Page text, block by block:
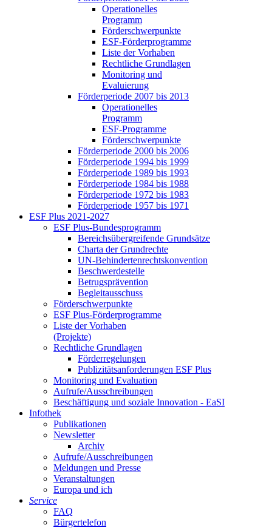
Ope­ra­tio­nel­les
Pro­gramm
För­der­schwer­punk­te
ESF-För­der­pro­gram­me
Lis­te der Vor­ha­ben
Recht­li­che Grund­la­gen
Mo­ni­to­ring und
Eva­lu­ie­rung
För­der­pe­ri­ode 2007 bis 2013
Ope­ra­tio­nel­les
Pro­gramm
ESF-Pro­gram­me
För­der­schwer­punk­te
För­der­pe­ri­ode 2000 bis 2006
För­der­pe­ri­ode 1994 bis 1999
För­der­pe­ri­ode 1989 bis 1993
För­der­pe­ri­ode 1984 bis 1988
För­der­pe­ri­ode 1972 bis 1983
För­der­pe­ri­ode 1957 bis 1971
ESF Plus 2021-2027
ESF Plus-Bun­des­pro­gramm
Be­reichs­über­grei­fen­de Grund­sät­ze
Char­ta der Grund­rech­te
UN-Be­hin­der­ten­rechts­kon­ven­ti­on
Be­schwer­de­stel­le
Be­trugs­prä­ven­ti­on
Be­glei­taus­schuss
För­der­schwer­punk­te
ESF Plus-För­der­pro­gram­me
Lis­te der Vor­ha­ben
(Pro­jek­te)
Recht­li­che Grund­la­gen
För­der­re­ge­lun­gen
Pu­bli­zi­täts­an­for­de­run­gen ESF Plus
Mo­ni­to­ring und Eva­lua­ti­on
Auf­ru­fe/Aus­schrei­bun­gen
Be­schäf­ti­gung und so­zia­le In­no­va­ti­on - Ea­SI
In­fo­thek
Pu­bli­ka­tio­nen
Newslet­ter
Ar­chiv
Auf­ru­fe/Aus­schrei­bun­gen
Mel­dun­gen und Pres­se
Ver­an­stal­tun­gen
Eu­ro­pa und ich
Ser­vice
FAQ
Bür­ger­te­le­fon